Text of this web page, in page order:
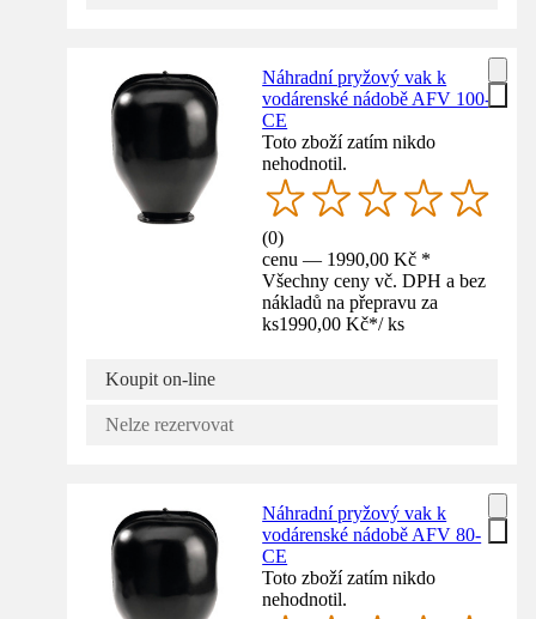
Náhradní pryžový vak k
vodárenské nádobě AFV 100-
CE
Toto zboží zatím nikdo
nehodnotil.
(0)
cenu — 1990,00 Kč *
Všechny ceny vč. DPH a bez
nákladů na přepravu za
ks1990,00 Kč*/ ks
Koupit on-line
Nelze rezervovat
Náhradní pryžový vak k
vodárenské nádobě AFV 80-
CE
Toto zboží zatím nikdo
nehodnotil.